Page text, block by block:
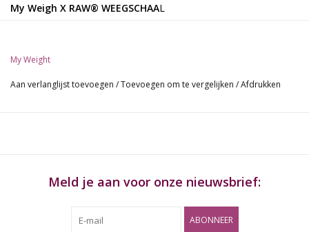
My Weigh X RAW® WEEGSCHAAL
Nauwkeurigheid: 0,01 g
Tara (nulinstelling)
Platform Formaat: 15 cm x 9.5 cm - RAW Dienblad Formaat
Schaalmaat: 15 cm x 14 cm x 2,5 cm
My Weight
Aan verlanglijst toevoegen /Toevoegen om te vergelijken /Afdrukken
Meld je aan voor onze nieuwsbrief:
ABONNEER